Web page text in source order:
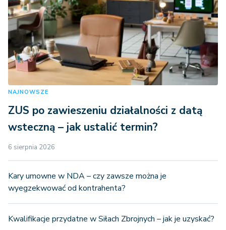
NAJNOWSZE
ZUS po zawieszeniu działalności z datą
wsteczną – jak ustalić termin?
6 sierpnia 2026
Kary umowne w NDA – czy zawsze można je
wyegzekwować od kontrahenta?
Kwalifikacje przydatne w Siłach Zbrojnych – jak je uzyskać?